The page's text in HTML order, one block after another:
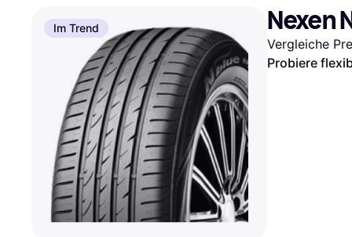
Sofort bezahlen
Bezahle in 3
Bezahle in bis zu 30
Ratenzahlung
eBay
Temu
SHEIN
Im Trend Nexen
Vergleiche
Probiere